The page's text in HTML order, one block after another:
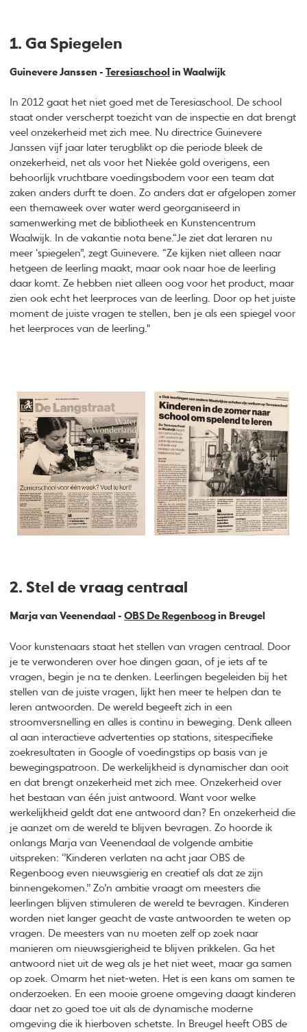
1. Ga Spiegelen
Guinevere Janssen -Teresiaschool in Waalwijk
In 2012 gaat het niet goed met de Teresiaschool. De school
staat onder verscherpt toezicht van de inspectie en dat brengt
veel onzekerheid met zich mee. Nu directrice Guinevere
Janssen vijf jaar later terugblikt op die periode bleek de
onzekerheid, net als voor het Niekée gold overigens, een
behoorlijk vruchtbare voedingsbodem voor een team dat
zaken anders durft te doen. Zo anders dat er afgelopen zomer
een themaweek over water werd georganiseerd in
samenwerking met de bibliotheek en Kunstencentrum
Waalwijk. In de vakantie nota bene.“Je ziet dat leraren nu
meer ‘spiegelen”, zegt Guinevere. “Ze kijken niet alleen naar
hetgeen de leerling maakt, maar ook naar hoe de leerling
daar komt. Ze hebben niet alleen oog voor het product, maar
zien ook echt het leerproces van de leerling. Door op het juiste
moment de juiste vragen te stellen, ben je als een spiegel voor
het leerproces van de leerling."
2. Stel de vraag centraal
Marja van Veenendaal -OBS De Regenboog in Breugel
Voor kunstenaars staat het stellen van vragen centraal. Door
je te verwonderen over hoe dingen gaan, of je iets af te
vragen, begin je na te denken. Leerlingen begeleiden bij het
stellen van de juiste vragen, lijkt hen meer te helpen dan te
leren antwoorden. De wereld begeeft zich in een
stroomversnelling en alles is continu in beweging. Denk alleen
al aan interactieve advertenties op stations, sitespecifieke
zoekresultaten in Google of voedingstips op basis van je
bewegingspatroon. De werkelijkheid is dynamischer dan ooit
en dat brengt onzekerheid met zich mee. Onzekerheid over
het bestaan van één juist antwoord. Want voor welke
werkelijkheid geldt dat ene antwoord dan? En onzekerheid die
je aanzet om de wereld te blijven bevragen. Zo hoorde ik
onlangs Marja van Veenendaal de volgende ambitie
uitspreken: ‘’Kinderen verlaten na acht jaar OBS de
Regenboog even nieuwsgierig en creatief als dat ze zijn
binnengekomen.’’ Zo’n ambitie vraagt om meesters die
leerlingen blijven stimuleren de wereld te bevragen. Kinderen
worden niet langer geacht de vaste antwoorden te weten op
vragen. De meesters van nu moeten zelf op zoek naar
manieren om nieuwsgierigheid te blijven prikkelen. Ga het
antwoord niet uit de weg als je het niet weet, maar ga samen
op zoek. Omarm het niet-weten. Het is een kans om samen te
onderzoeken. En een mooie groene omgeving daagt kinderen
daar net zo goed toe uit als de dynamische moderne
omgeving die ik hierboven schetste. In Breugel heeft OBS de